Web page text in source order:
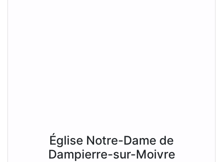
Église Notre-Dame de
Dampierre-sur-Moivre